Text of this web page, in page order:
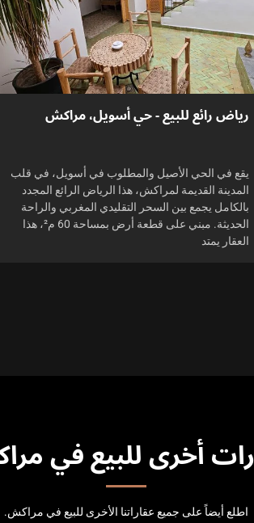
رياض رائع للبيع - حي أسويل، مراكش
يقع في الحي الأصيل والمطلوب في أسويل، في قلب
المدينة القديمة لمراكش، هذا الرياض الرائع المجدد
بالكامل يجمع بين السحر التقليدي المغربي والراحة
الحديثة. مبني على قطعة أرض بمساحة 60 م²، هذا
العقار يمتد
أخرى للبيع في
اطلع أيضاً على جميع عقاراتنا الأخرى للبيع في مراكش.